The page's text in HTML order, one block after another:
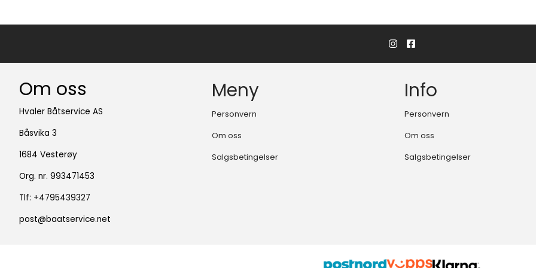
Om oss
Hvaler Båtservice AS
Båsvika 3
1684 Vesterøy
Org. nr. 993471453
Tlf: +4795439327
post@baatservice.net
Meny
Personvern
Om oss
Salgsbetingelser
Info
Personvern
Om oss
Salgsbetingelser